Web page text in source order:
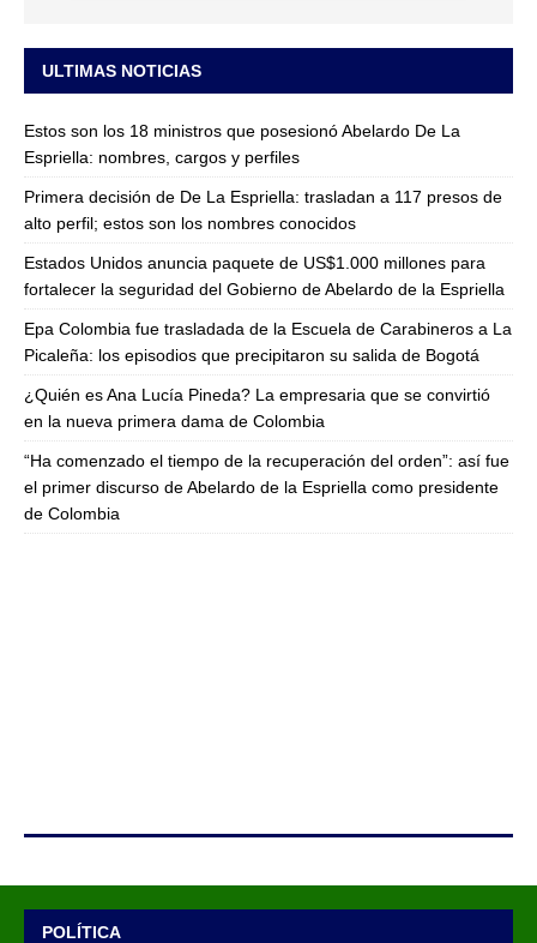
ULTIMAS NOTICIAS
Estos son los 18 ministros que posesionó Abelardo De La
Espriella: nombres, cargos y perfiles
Primera decisión de De La Espriella: trasladan a 117 presos de
alto perfil; estos son los nombres conocidos
Estados Unidos anuncia paquete de US$1.000 millones para
fortalecer la seguridad del Gobierno de Abelardo de la Espriella
Epa Colombia fue trasladada de la Escuela de Carabineros a La
Picaleña: los episodios que precipitaron su salida de Bogotá
¿Quién es Ana Lucía Pineda? La empresaria que se convirtió
en la nueva primera dama de Colombia
“Ha comenzado el tiempo de la recuperación del orden”: así fue
el primer discurso de Abelardo de la Espriella como presidente
de Colombia
POLÍTICA